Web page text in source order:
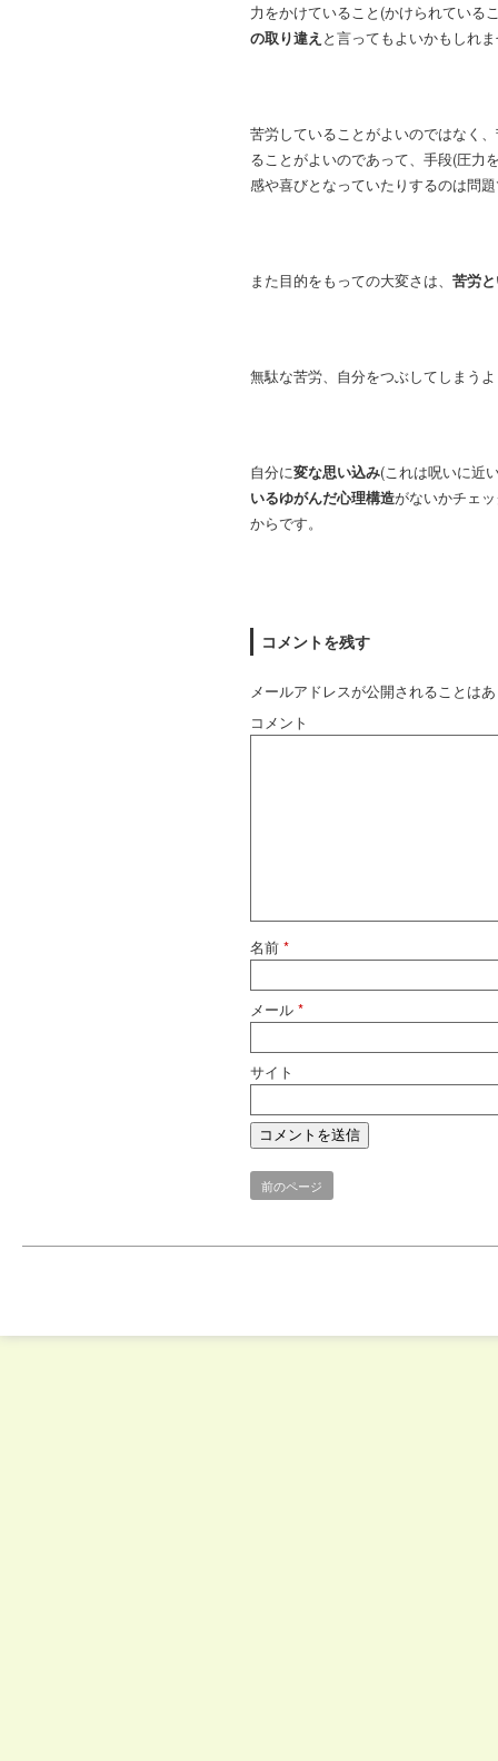
力をかけていること(かけられている
の取り違え と言ってもよいかもしれ
苦労していることがよいのではなく
ることがよいのであって、手段(圧力
感や喜びとなっていたりするのは問
また目的をもっての大変さは、 苦労
無駄な苦労、自分をつぶしてしまう
自分に変な思い込み(これは呪いに近
いるゆがんだ心理構造がないかチェ
からです。
コメントを残す
メールアドレスが公開されることは
コメント
名前 *
メール *
サイト
前のページ